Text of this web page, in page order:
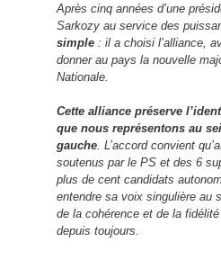
Après cinq années d’une
Sarkozy au service des
simple : il a choisi l’alliance,
donner au pays la nouvelle
Nationale.
Cette alliance préserve
que nous représentons au
gauche. L’accord convient
soutenus par le PS et des 6
plus de cent candidats
entendre sa voix singulière au
de la cohérence et de la
depuis toujours.